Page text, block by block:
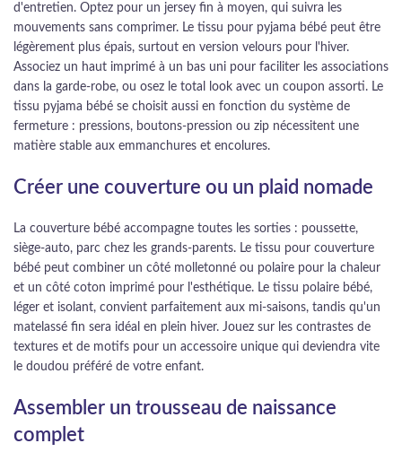
d'entretien. Optez pour un jersey fin à moyen, qui suivra les
mouvements sans comprimer. Le tissu pour pyjama bébé peut être
légèrement plus épais, surtout en version velours pour l'hiver.
Associez un haut imprimé à un bas uni pour faciliter les associations
dans la garde-robe, ou osez le total look avec un coupon assorti. Le
tissu pyjama bébé se choisit aussi en fonction du système de
fermeture : pressions, boutons-pression ou zip nécessitent une
matière stable aux emmanchures et encolures.
Créer une couverture ou un plaid nomade
La couverture bébé accompagne toutes les sorties : poussette,
siège-auto, parc chez les grands-parents. Le tissu pour couverture
bébé peut combiner un côté molletonné ou polaire pour la chaleur
et un côté coton imprimé pour l'esthétique. Le tissu polaire bébé,
léger et isolant, convient parfaitement aux mi-saisons, tandis qu'un
matelassé fin sera idéal en plein hiver. Jouez sur les contrastes de
textures et de motifs pour un accessoire unique qui deviendra vite
le doudou préféré de votre enfant.
Assembler un trousseau de naissance
complet